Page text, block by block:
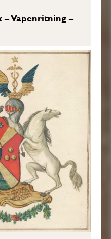
Vapenritning –